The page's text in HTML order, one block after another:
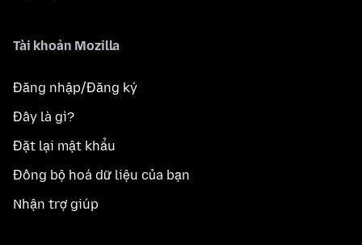
Tài khoản Mozilla
Đăng nhập/Đăng ký
Đây là gì?
Đặt lại mật khẩu
Đồng bộ hoá dữ liệu của bạn
Nhận trợ giúp